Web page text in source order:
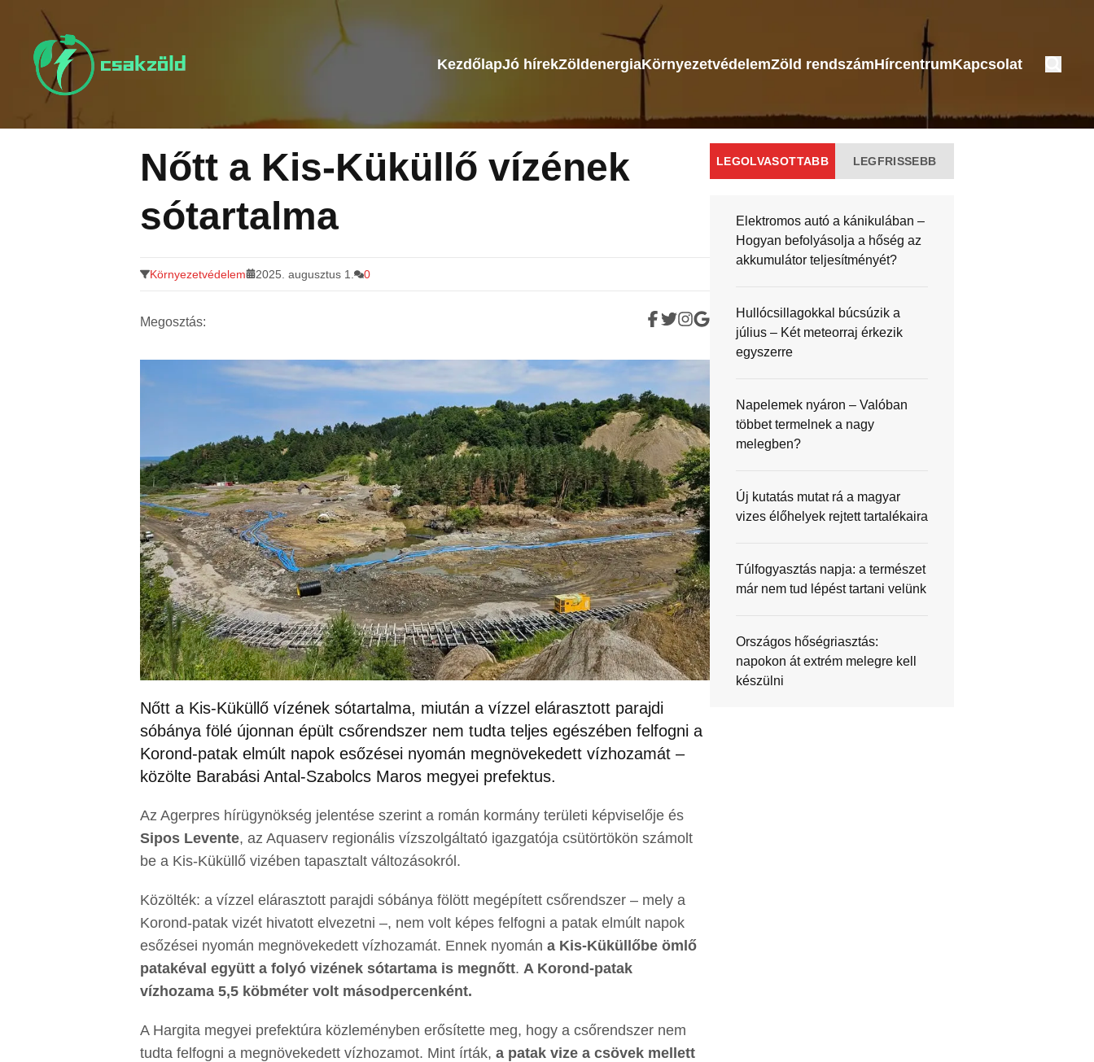
a
KezdőlapJó hírekZöldenergiaKörnyezetvédelemZöld rendszámHírcentrumKapcsolat
Nőtt a Kis-Küküllő vízének
sótartalma
Környezetvédelem 2025. augusztus 1. 0
Megosztás:
Nőtt a Kis-Küküllő vízének sótartalma, miután a vízzel elárasztott parajdi
sóbánya fölé újonnan épült csőrendszer nem tudta teljes egészében felfogni a
Korond-patak elmúlt napok esőzései nyomán megnövekedett vízhozamát –
közölte Barabási Antal-Szabolcs Maros megyei prefektus.
Az Agerpres hírügynökség jelentése szerint a román kormány területi képviselője és
Sipos Levente, az Aquaserv regionális vízszolgáltató igazgatója csütörtökön számolt
be a Kis-Küküllő vizében tapasztalt változásokról.
Közölték: a vízzel elárasztott parajdi sóbánya fölött megépített csőrendszer – mely a
Korond-patak vizét hivatott elvezetni –, nem volt képes felfogni a patak elmúlt napok
esőzései nyomán megnövekedett vízhozamát. Ennek nyomán a Kis-Küküllőbe ömlő
patakéval együtt a folyó vizének sótartama is megnőtt. A Korond-patak
vízhozama 5,5 köbméter volt másodpercenként.
A Hargita megyei prefektúra közleményben erősítette meg, hogy a csőrendszer nem
tudta felfogni a megnövekedett vízhozamot. Mint írták, a patak vize a csövek mellett
LEGOLVASOTTABB LEGFRISSEBB
Elektromos autó a kánikulában –
Hogyan befolyásolja a hőség az
akkumulátor teljesítményét?
Hullócsillagokkal búcsúzik a
július – Két meteorraj érkezik
egyszerre
Napelemek nyáron – Valóban
többet termelnek a nagy
melegben?
Új kutatás mutat rá a magyar
vizes élőhelyek rejtett tartalékaira
Túlfogyasztás napja: a természet
már nem tud lépést tartani velünk
Országos hőségriasztás:
napokon át extrém melegre kell
készülni